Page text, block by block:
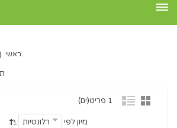
ראשי |
1 פריט(ים)
מיון לפי רלונטיות